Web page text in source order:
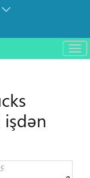
باز
و